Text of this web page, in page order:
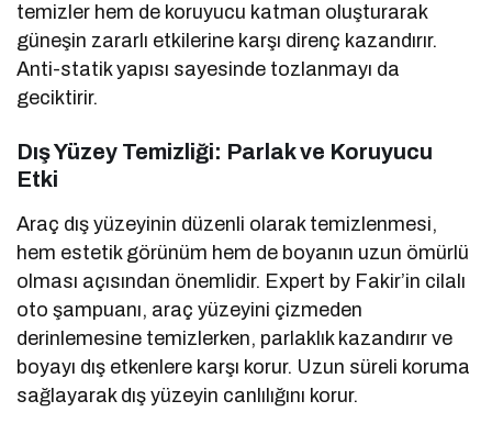
temizler hem de koruyucu katman oluşturarak
güneşin zararlı etkilerine karşı direnç kazandırır.
Anti-statik yapısı sayesinde tozlanmayı da
geciktirir.
Dış Yüzey Temizliği: Parlak ve Koruyucu
Etki
Araç dış yüzeyinin düzenli olarak temizlenmesi,
hem estetik görünüm hem de boyanın uzun ömürlü
olması açısından önemlidir. Expert by Fakir’in cilalı
oto şampuanı, araç yüzeyini çizmeden
derinlemesine temizlerken, parlaklık kazandırır ve
boyayı dış etkenlere karşı korur. Uzun süreli koruma
sağlayarak dış yüzeyin canlılığını korur.